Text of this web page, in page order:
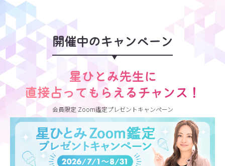
開催中のキャンペーン
星ひとみ先生に
直接占ってもらえるチャンス！
会員限定 Zoom鑑定プレゼントキャンペーン